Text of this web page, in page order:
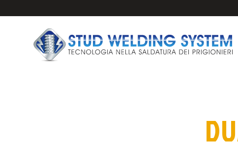
IMPIANTI E PISTOLE
PRIGIONIERI PER